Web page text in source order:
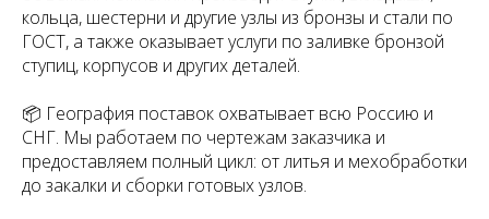
кольца, шестерни и другие узлы из бронзы и стали по
ГОСТ, а также оказывает услуги по заливке бронзой
ступиц, корпусов и других деталей.
📦 География поставок охватывает всю Россию и
СНГ. Мы работаем по чертежам заказчика и
предоставляем полный цикл: от литья и мехобработки
до закалки и сборки готовых узлов.